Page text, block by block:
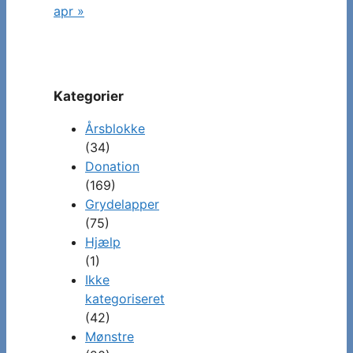
apr »
Kategorier
Årsblokke
(34)
Donation
(169)
Grydelapper
(75)
Hjælp
(1)
Ikke
kategoriseret
(42)
Mønstre